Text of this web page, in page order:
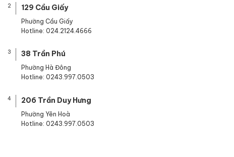
2 129 Cầu Giấy
Phường Cầu Giấy
Hotline: 024.2124.4666
3 38 Trần Phú
Phường Hà Đông
Hotline: 0243.997.0503
4 206 Trần Duy Hưng
Phường Yên Hoà
Hotline: 0243.997.0503